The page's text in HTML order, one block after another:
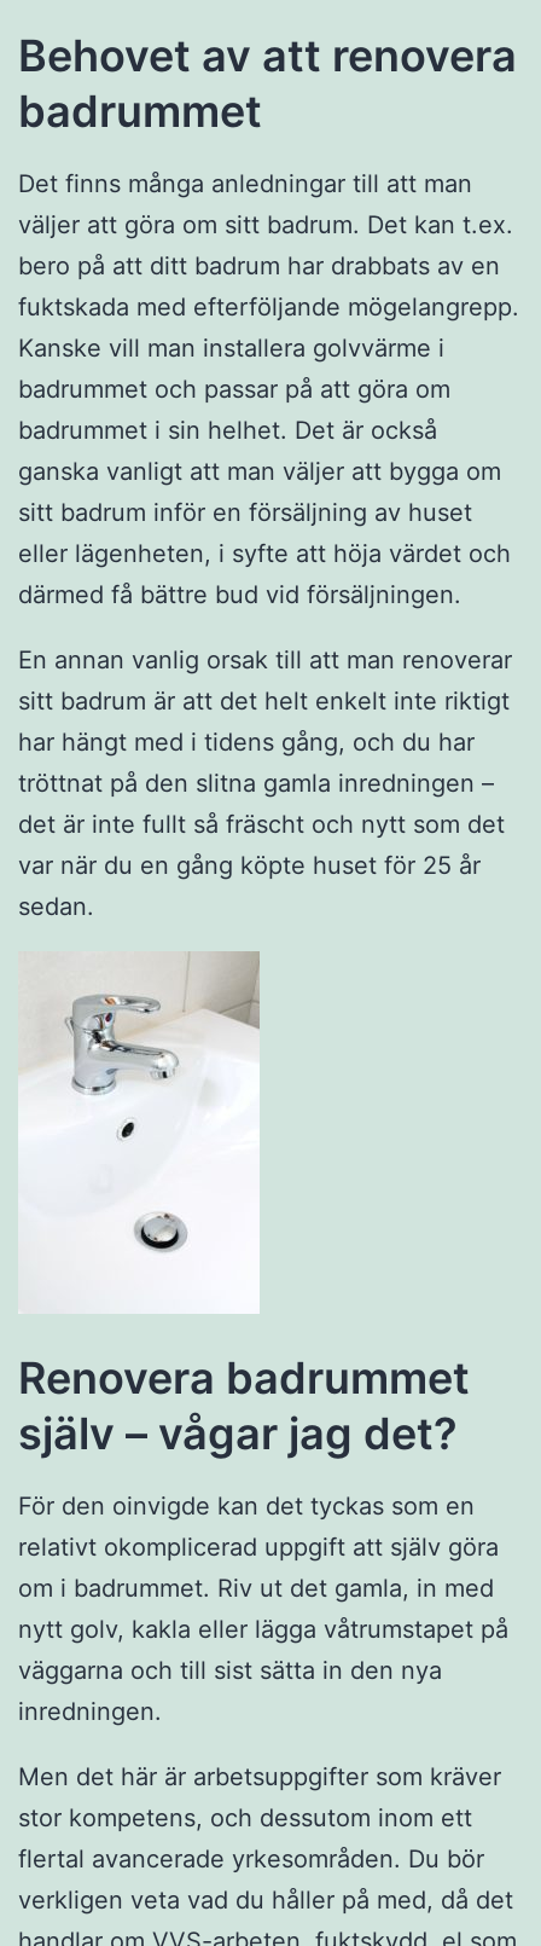
Behovet av att renovera
badrummet
Det finns många anledningar till att man
väljer att göra om sitt badrum. Det kan t.ex.
bero på att ditt badrum har drabbats av en
fuktskada med efterföljande mögelangrepp.
Kanske vill man installera golvvärme i
badrummet och passar på att göra om
badrummet i sin helhet. Det är också
ganska vanligt att man väljer att bygga om
sitt badrum inför en försäljning av huset
eller lägenheten, i syfte att höja värdet och
därmed få bättre bud vid försäljningen.
En annan vanlig orsak till att man renoverar
sitt badrum är att det helt enkelt inte riktigt
har hängt med i tidens gång, och du har
tröttnat på den slitna gamla inredningen –
det är inte fullt så fräscht och nytt som det
var när du en gång köpte huset för 25 år
sedan.
Renovera badrummet
själv – vågar jag det?
För den oinvigde kan det tyckas som en
relativt okomplicerad uppgift att själv göra
om i badrummet. Riv ut det gamla, in med
nytt golv, kakla eller lägga våtrumstapet på
väggarna och till sist sätta in den nya
inredningen.
Men det här är arbetsuppgifter som kräver
stor kompetens, och dessutom inom ett
flertal avancerade yrkesområden. Du bör
verkligen veta vad du håller på med, då det